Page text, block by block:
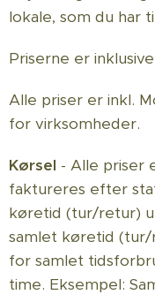
lokale, som du har
Priserne er
Alle priser er inkl.
for virksomheder.
Kørsel - Alle priser
faktureres efter
køretid (tur/retur)
samlet køretid
for samlet
time. Eksempel: